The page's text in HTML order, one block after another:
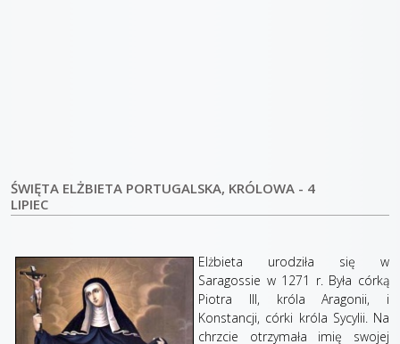
ŚWIĘTA ELŻBIETA PORTUGALSKA, KRÓLOWA - 4
LIPIEC
Elżbieta urodziła się w
Saragossie w 1271 r. Była córką
Piotra III, króla Aragonii, i
Konstancji, córki króla Sycylii. Na
chrzcie otrzymała imię swojej